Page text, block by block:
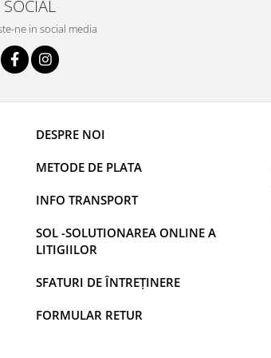
SOCIAL
ne in social media
DESPRE NOI
METODE DE PLATA
INFO TRANSPORT
SOL -SOLUTIONAREA ONLINE A
LITIGIILOR
SFATURI DE ÎNTREȚINERE
FORMULAR RETUR